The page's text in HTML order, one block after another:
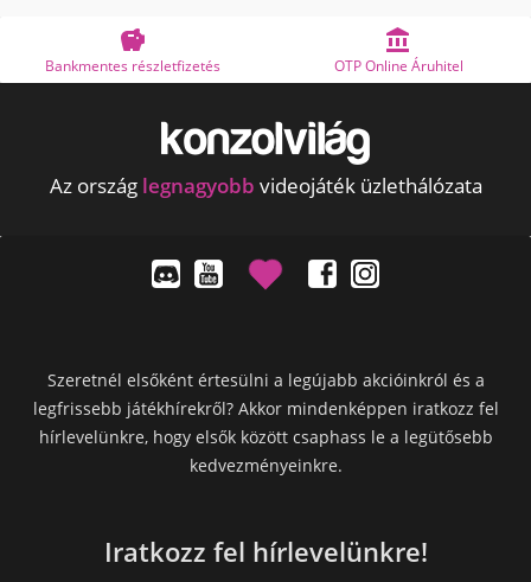
OTP Online Áruhitel Megbízható bolt
Az ország legnagyobb videojáték üzlethálózata
Szeretnél elsőként értesülni a legújabb akcióinkról és a
legfrissebb játékhírekről? Akkor mindenképpen iratkozz fel
hírlevelünkre, hogy elsők között csaphass le a legütősebb
kedvezményeinkre.
Iratkozz fel hírlevelünkre!